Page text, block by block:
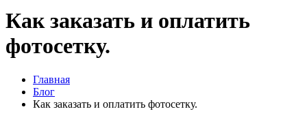
Как заказать и оплатить
фотосетку.
Главная
Блог
Как заказать и оплатить фотосетку.